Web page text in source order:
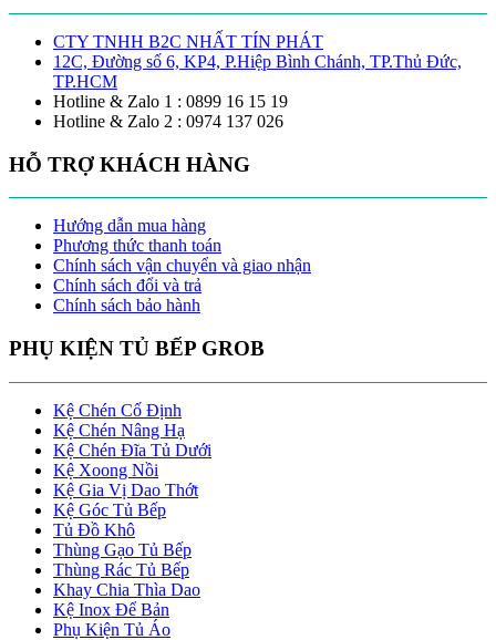
CTY TNHH B2C NHẤT TÍN PHÁT
12C, Đường số 6, KP4, P.Hiệp Bình Chánh, TP.Thủ Đức,
TP.HCM
Hotline & Zalo 1 : 0899 16 15 19
Hotline & Zalo 2 : 0974 137 026
HỖ TRỢ KHÁCH HÀNG
Hướng dẫn mua hàng
Phương thức thanh toán
Chính sách vận chuyển và giao nhận
Chính sách đổi và trả
Chính sách bảo hành
PHỤ KIỆN TỦ BẾP GROB
Kệ Chén Cố Định
Kệ Chén Nâng Hạ
Kệ Chén Đĩa Tủ Dưới
Kệ Xoong Nồi
Kệ Gia Vị Dao Thớt
Kệ Góc Tủ Bếp
Tủ Đồ Khô
Thùng Gạo Tủ Bếp
Thùng Rác Tủ Bếp
Khay Chia Thìa Dao
Kệ Inox Để Bản
Phụ Kiện Tủ Áo